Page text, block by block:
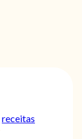
receitas